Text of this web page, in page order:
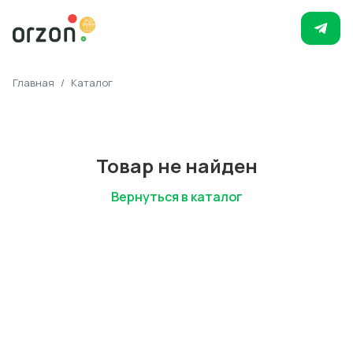
Главная / Каталог
Товар не найден
Вернуться в каталог